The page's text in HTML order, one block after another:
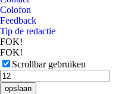
Colofon
Feedback
Tip de redactie
FOK!
FOK!
Scrollbar gebruiken
opslaan